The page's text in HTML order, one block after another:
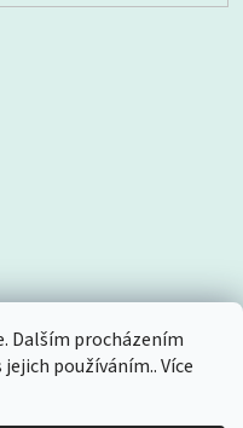
Dalším procházením
používáním.. Více